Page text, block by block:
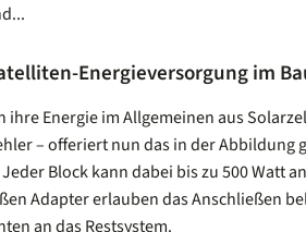
Energieversorgung im
ihre Energie im Allgemeinen aus
– offeriert nun das in der Abbildung
Block kann dabei bis zu 500 Watt
Adapter erlauben das Anschließen
an das Restsystem.